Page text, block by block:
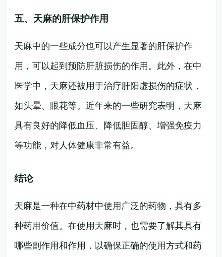
五、天麻的肝保护作用
天麻中的一些成分也可以产生显著的肝保护作
用，可以起到预防肝脏损伤的作用。此外，在中
医学中，天麻还被用于治疗肝阳虚损伤的症状，
如头晕、眼花等。近年来的一些研究表明，天麻
具有良好的降低血压、降低胆固醇、增强免疫力
等功能，对人体健康非常有益。
结论
天麻是一种在中药材中使用广泛的药物，具有多
种药用价值。在使用天麻时，也需要了解其具有
哪些副作用和作用，以确保正确的使用方式和药